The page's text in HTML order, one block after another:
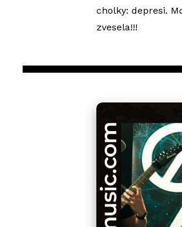
cholky: depresi.
zvesela!!!